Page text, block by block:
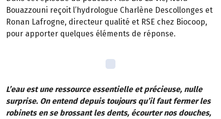
Bouazzouni reçoit l’hydrologue Charlène Descollonges et
Ronan Lafrogne, directeur qualité et RSE chez Biocoop,
pour apporter quelques éléments de réponse.
L’eau est une ressource essentielle et précieuse, nulle
surprise. On entend depuis toujours qu’il faut fermer les
robinets en se brossant les dents, écourter nos douches,